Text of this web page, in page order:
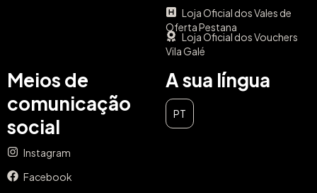
Loja Oficial dos Vales de
Oferta Pestana
Loja Oficial dos Vouchers
Vila Galé
Meios de
comunicação
social
Instagram
Facebook
A sua língua
PT